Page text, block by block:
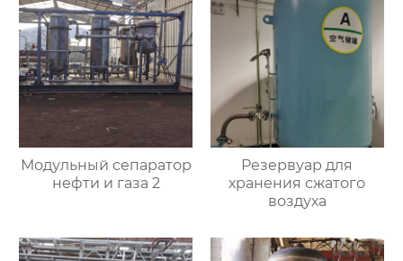
Модульный сепаратор
нефти и газа 2
Резервуар для
хранения сжатого
воздуха